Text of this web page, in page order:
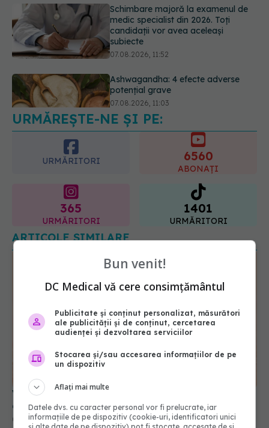
Ashwagandha: 4 efecte adverse
potențial grave
07.08.2026, 11:03
Ți-ai mărit buzele? Cele 4 greșeli
care pot strica rezultatul după
injectarea cu acid hialuronic
07.08.2026, 13:54
URMĂREȘTE-NE ȘI PE:
URMĂRITORI
365 1401
URMĂRITORI
ARTICOLE SIMILARE
Virusul West Nile, confirmat la o tânără de 22 de
ani. Alte două cazuri suspecte, investigate la Iași
Bun venit!
DC Medical vă cere consimțământul
Publicitate și conținut personalizat, măsurători
ale publicității și de conținut, cercetarea
audienței și dezvoltarea serviciilor
Stocarea și/sau accesarea informațiilor de pe
un dispozitiv
Aflați mai multe
Datele dvs. cu caracter personal vor fi prelucrate, iar
informațiile de pe dispozitiv (cookie-uri, identificatori unici